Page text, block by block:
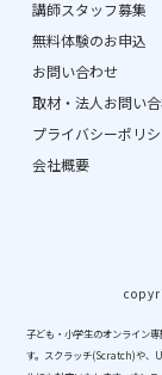
講師スタッフ募集
無料体験のお申込
お問い合わせ
取材・法人お問い
プライバシーポリ
会社概要
子ども・小学生のオンライン
す。スクラッチ(Scratch)や、